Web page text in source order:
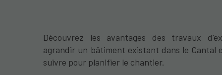
Découvrez les avantages des travaux
agrandir un bâtiment existant dans le Cantal
suivre pour planifier le chantier.